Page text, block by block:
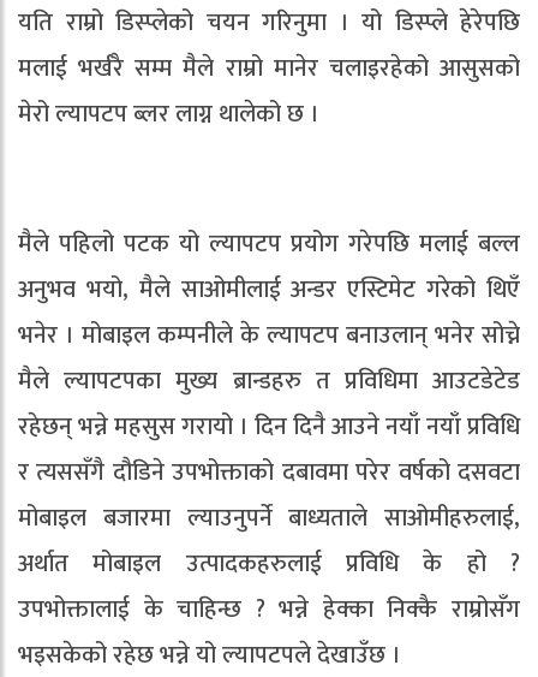
यति राम्रो डिस्प्लेको चयन गरिनुमा । यो डिस्प्ले हेरेपछि
मलाई भर्खरै सम्म मैले राम्रो मानेर चलाइरहेको आसुसको
मेरो ल्यापटप ब्लर लाग्न थालेको छ ।
मैले पहिलो पटक यो ल्यापटप प्रयोग गरेपछि मलाई बल्ल
अनुभव भयो, मैले साओमीलाई अन्डर एस्टिमेट गरेको थिएँ
भनेर । मोबाइल कम्पनीले के ल्यापटप बनाउलान् भनेर सोच्ने
मैले ल्यापटपका मुख्य ब्रान्डहरु त प्रविधिमा आउटडेटेड
रहेछन् भन्ने महसुस गरायो । दिन दिनै आउने नयाँ नयाँ प्रविधि
र त्यससँगै दौडिने उपभोक्ताको दबावमा परेर वर्षको दसवटा
मोबाइल बजारमा ल्याउनुपर्ने बाध्यताले साओमीहरुलाई,
अर्थात मोबाइल उत्पादकहरुलाई प्रविधि के हो ?
उपभोक्तालाई के चाहिन्छ ? भन्ने हेक्का निक्कै राम्रोसँग
भइसकेको रहेछ भन्ने यो ल्यापटपले देखाउँछ ।